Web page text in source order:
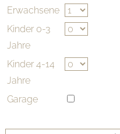
Erwachsene
Kinder 0-3
Jahre
Kinder 4-14
Jahre
Garage